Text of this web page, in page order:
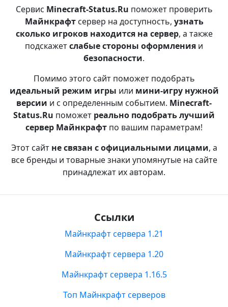
Сервис Minecraft-Status.Ru поможет проверить
Майнкрафтсервер на доступность, узнать
сколько игроков находится на сервер, а также
подскажетслабые стороны оформления и
безопасности.
Помимо этого сайт поможет подобрать
идеальный режим игры или мини-игру нужной
версии и с определенным событием. Minecraft-
Status.Ru поможет реально подобрать лучший
сервер Майнкрафт по вашим параметрам!
Этот сайт не связан с официальными лицами, а
все бренды и товарные знаки упомянутые на сайте
принадлежат их авторам.
Ссылки
Майнкрафт сервера 1.21
Майнкрафт сервера 1.20
Майнкрафт сервера 1.16.5
Топ Майнкрафт серверов